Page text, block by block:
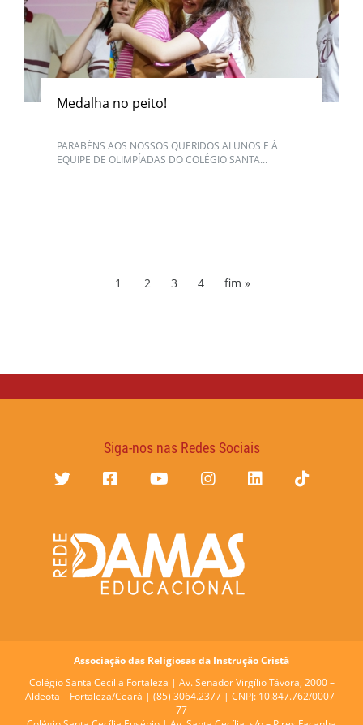
Medalha no peito!
PARABÉNS AOS NOSSOS QUERIDOS ALUNOS E À
EQUIPE DE OLIMPÍADAS DO COLÉGIO SANTA...
1 2 3 4 fim »
Siga-nos nas Redes Sociais
Associação das Religiosas da Instrução Cristã
Colégio Santa Cecília Fortaleza | Av. Senador Virgílio Távora, 2000 –
Aldeota – Fortaleza/Ceará | (85) 3064.2377 | CNPJ: 10.847.762/0007-
77